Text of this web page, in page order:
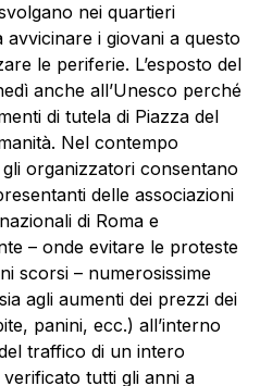
nei quartieri
i giovani a questo
le periferie. L’esposto del
anche all’Unesco perché
di tutela di Piazza del
Nel contempo
gli organizzatori consentano
delle associazioni
di Roma e
– onde evitare le proteste
scorsi – numerosissime
agli aumenti dei prezzi dei
panini, ecc.) all’interno
traffico di un intero
tutti gli anni a